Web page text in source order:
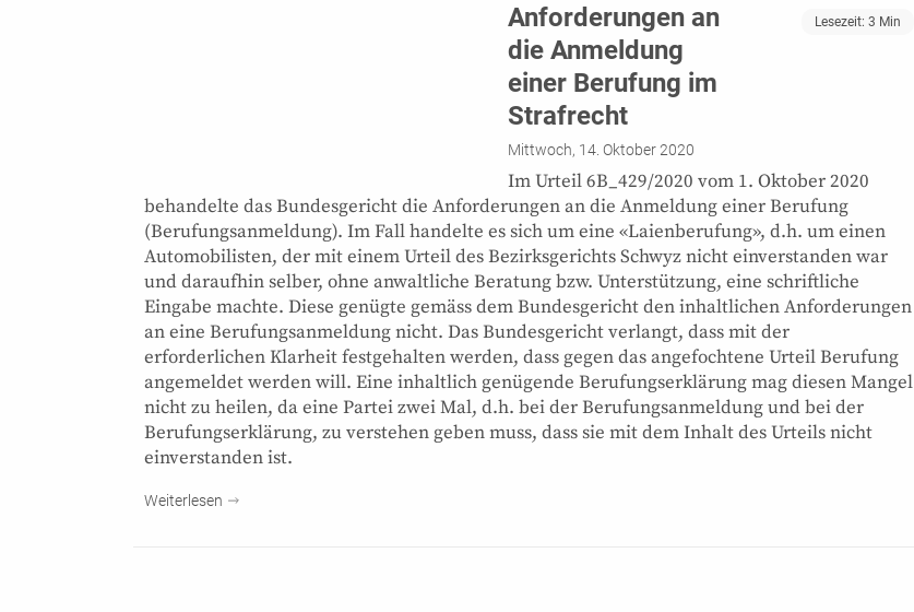
Anforderungen an
die Anmeldung
einer Berufung im
Strafrecht
Lesezeit: 3 Min
Mittwoch, 14. Oktober 2020
Im Urteil 6B_429/2020 vom 1. Oktober 2020
behandelte das Bundesgericht die Anforderungen an die Anmeldung einer Berufung
(Berufungsanmeldung). Im Fall handelte es sich um eine «Laienberufung», d.h. um einen
Automobilisten, der mit einem Urteil des Bezirksgerichts Schwyz nicht einverstanden war
und daraufhin selber, ohne anwaltliche Beratung bzw. Unterstützung, eine schriftliche
Eingabe machte. Diese genügte gemäss dem Bundesgericht den inhaltlichen Anforderungen
an eine Berufungsanmeldung nicht. Das Bundesgericht verlangt, dass mit der
erforderlichen Klarheit festgehalten werden, dass gegen das angefochtene Urteil Berufung
angemeldet werden will. Eine inhaltlich genügende Berufungserklärung mag diesen Mangel
nicht zu heilen, da eine Partei zwei Mal, d.h. bei der Berufungsanmeldung und bei der
Berufungserklärung, zu verstehen geben muss, dass sie mit dem Inhalt des Urteils nicht
einverstanden ist.
Weiterlesen